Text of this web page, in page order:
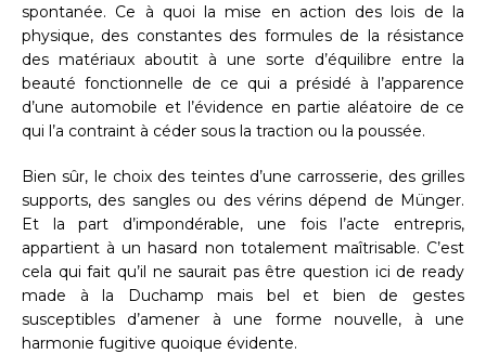
spontanée. Ce à quoi la mise en action des lois de la
physique, des constantes des formules de la résistance
des matériaux aboutit à une sorte d’équilibre entre la
beauté fonctionnelle de ce qui a présidé à l’apparence
d’une automobile et l’évidence en partie aléatoire de ce
qui l’a contraint à céder sous la traction ou la poussée.
Bien sûr, le choix des teintes d’une carrosserie, des grilles
supports, des sangles ou des vérins dépend de Münger.
Et la part d’impondérable, une fois l’acte entrepris,
appartient à un hasard non totalement maîtrisable. C’est
cela qui fait qu’il ne saurait pas être question ici de ready
made à la Duchamp mais bel et bien de gestes
susceptibles d’amener à une forme nouvelle, à une
harmonie fugitive quoique évidente.